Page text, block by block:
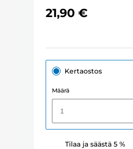
21,90 €
Kertaostos
Määrä
1
Tilaa ja säästä 5 %